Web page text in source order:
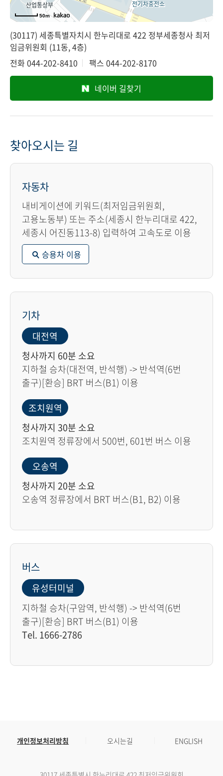
50m
(30117) 세종특별자치시 한누리대로 422 정부세종청사 최저
임금위원회 (11동, 4층)
전화044-202-8410 팩스 044-202-8170
네이버 길찾기
찾아오시는 길
자동차
내비게이션에 키워드(최저임금위원회,
고용노동부) 또는 주소(세종시 한누리대로 422,
세종시 어진동113-8) 입력하여 고속도로 이용
승용차 이용
기차
대전역
청사까지 60분 소요
지하철 승차(대전역, 반석행) -> 반석역(6번
출구)[환승] BRT 버스(B1) 이용
조치원역
청사까지 30분 소요
조치원역 정류장에서 500번, 601번 버스 이용
오송역
청사까지 20분 소요
오송역 정류장에서 BRT 버스(B1, B2) 이용
버스
유성터미널
지하철 승차(구암역, 반석행) -> 반석역(6번
출구)[환승] BRT 버스(B1) 이용
Tel. 1666-2786
개인정보처리방침 오시는길 ENGLISH